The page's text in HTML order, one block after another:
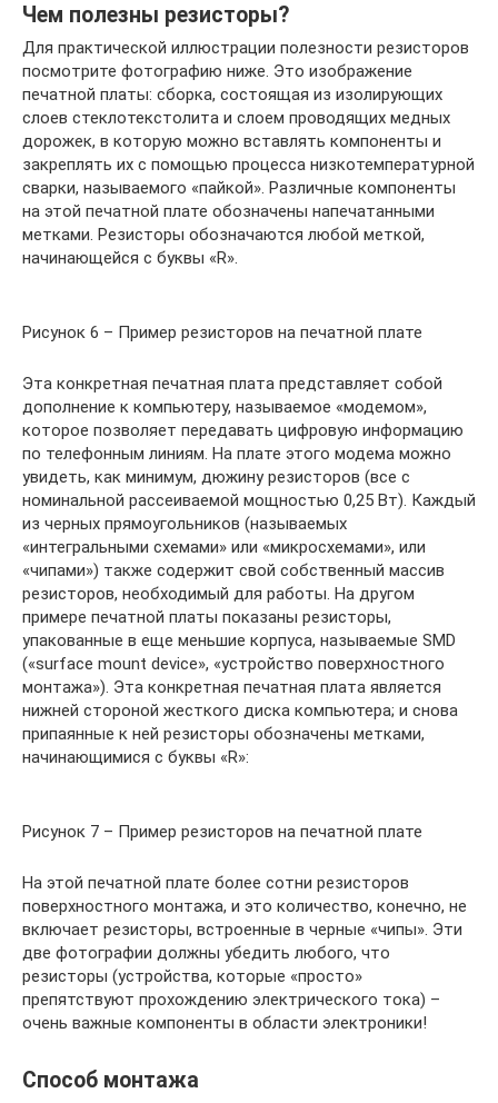
Чем полезны резисторы?
Для практической иллюстрации полезности резисторов
посмотрите фотографию ниже. Это изображение
печатной платы: сборка, состоящая из изолирующих
слоев стеклотекстолита и слоем проводящих медных
дорожек, в которую можно вставлять компоненты и
закреплять их с помощью процесса низкотемпературной
сварки, называемого «пайкой». Различные компоненты
на этой печатной плате обозначены напечатанными
метками. Резисторы обозначаются любой меткой,
начинающейся с буквы «R».
Рисунок 6 – Пример резисторов на печатной плате
Эта конкретная печатная плата представляет собой
дополнение к компьютеру, называемое «модемом»,
которое позволяет передавать цифровую информацию
по телефонным линиям. На плате этого модема можно
увидеть, как минимум, дюжину резисторов (все с
номинальной рассеиваемой мощностью 0,25 Вт). Каждый
из черных прямоугольников (называемых
«интегральными схемами» или «микросхемами», или
«чипами») также содержит свой собственный массив
резисторов, необходимый для работы. На другом
примере печатной платы показаны резисторы,
упакованные в еще меньшие корпуса, называемые SMD
(«surface mount device», «устройство поверхностного
монтажа»). Эта конкретная печатная плата является
нижней стороной жесткого диска компьютера; и снова
припаянные к ней резисторы обозначены метками,
начинающимися с буквы «R»:
Рисунок 7 – Пример резисторов на печатной плате
На этой печатной плате более сотни резисторов
поверхностного монтажа, и это количество, конечно, не
включает резисторы, встроенные в черные «чипы». Эти
две фотографии должны убедить любого, что
резисторы (устройства, которые «просто»
препятствуют прохождению электрического тока) –
очень важные компоненты в области электроники!
Способ монтажа